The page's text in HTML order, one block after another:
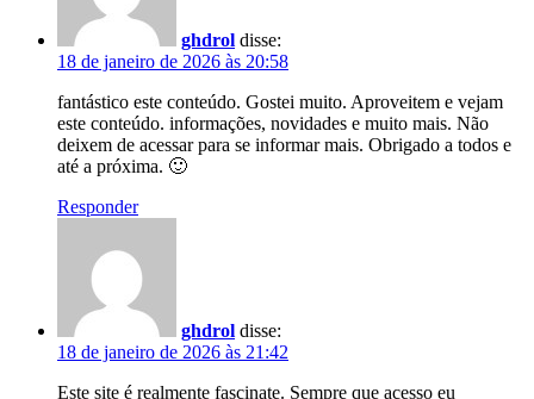
ghdrol disse:
18 de janeiro de 2026 às 20:58
fantástico este conteúdo. Gostei muito. Aproveitem e vejam
este conteúdo. informações, novidades e muito mais. Não
deixem de acessar para se informar mais. Obrigado a todos e
até a próxima. 🙂
Responder
ghdrol disse:
18 de janeiro de 2026 às 21:42
Este site é realmente fascinate. Sempre que acesso eu